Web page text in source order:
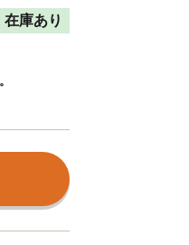
在庫あり